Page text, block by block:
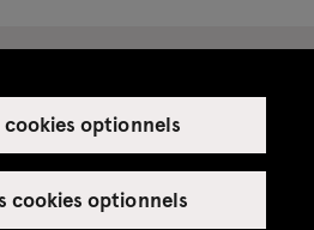
optionnels
cookies optionnels